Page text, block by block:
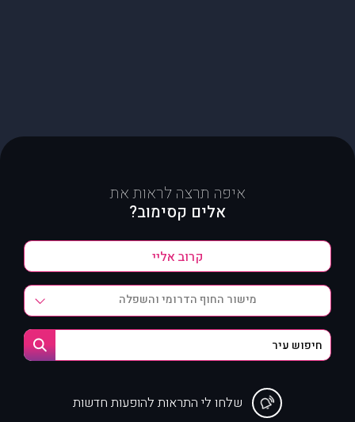
איפה תרצה לראות את
אלים קסימוב?
מישור החוף הדרומי והשפלה
שלחו לי התראות להופעות חדשות